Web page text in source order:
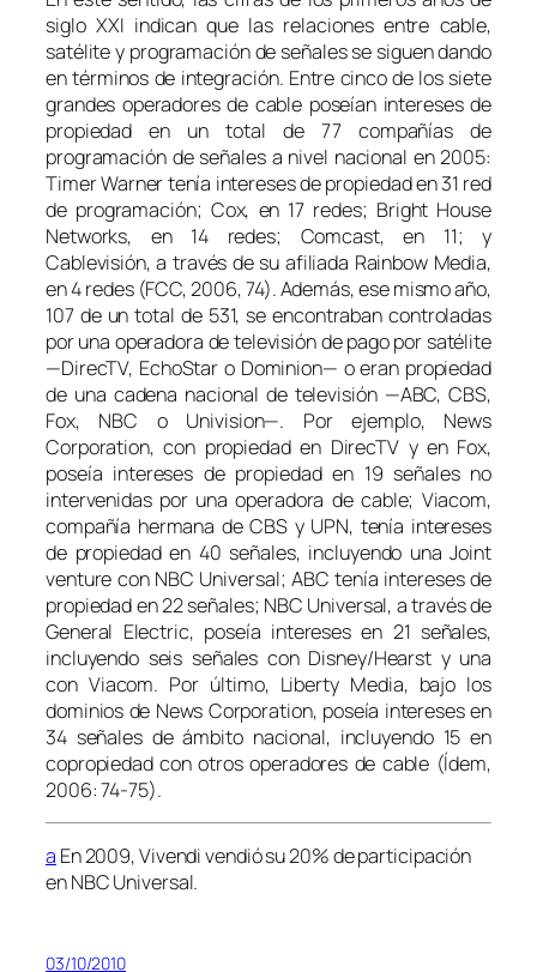
siglo XXI indican que las relaciones entre cable,
satélite y programación de señales se siguen dando
en términos de integración. Entre cinco de los siete
grandes operadores de cable poseían intereses de
propiedad en un total de 77 compañías de
programación de señales a nivel nacional en 2005:
Timer Warner tenía intereses de propiedad en 31 red
de programación; Cox, en 17 redes; Bright House
Networks, en 14 redes; Comcast, en 11; y
Cablevisión, a través de su afiliada Rainbow Media,
en 4 redes (FCC, 2006, 74). Además, ese mismo año,
107 de un total de 531, se encontraban controladas
por una operadora de televisión de pago por satélite
—DirecTV, EchoStar o Dominion— o eran propiedad
de una cadena nacional de televisión —ABC, CBS,
Fox, NBC o Univision—. Por ejemplo, News
Corporation, con propiedad en DirecTV y en Fox,
poseía intereses de propiedad en 19 señales no
intervenidas por una operadora de cable; Viacom,
compañía hermana de CBS y UPN, tenía intereses
de propiedad en 40 señales, incluyendo una Joint
venture con NBC Universal; ABC tenía intereses de
propiedad en 22 señales; NBC Universal, a través de
General Electric, poseía intereses en 21 señales,
incluyendo seis señales con Disney/Hearst y una
con Viacom. Por último, Liberty Media, bajo los
dominios de News Corporation, poseía intereses en
34 señales de ámbito nacional, incluyendo 15 en
copropiedad con otros operadores de cable (Ídem,
2006: 74-75).
a En 2009, Vivendi vendió su 20% de participación
en NBC Universal.
03/10/2010